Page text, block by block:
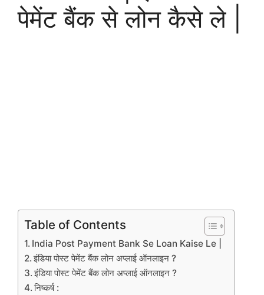
पेमेंट बैंक से लोन कैसे ले |
Table of Contents
India Post Payment Bank Se Loan Kaise Le |
इंडिया पोस्ट पेमेंट बैंक लोन अप्लाई ऑनलाइन ?
इंडिया पोस्ट पेमेंट बैंक लोन अप्लाई ऑनलाइन ?
निष्कर्ष :